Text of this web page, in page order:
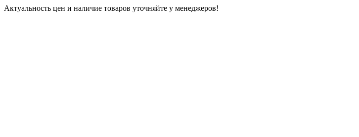
Актуальность цен и наличие товаров уточняйте у менеджеров!